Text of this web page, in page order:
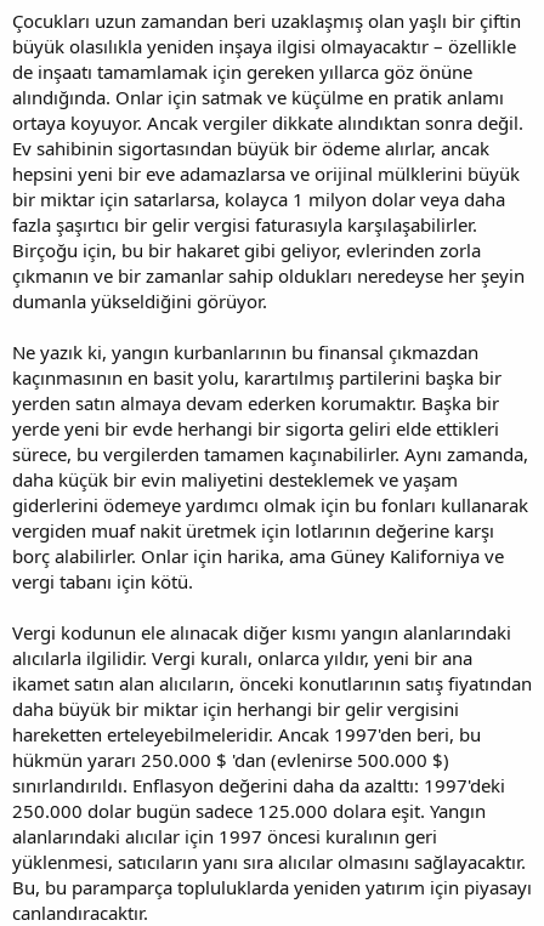
Çocukları uzun zamandan beri uzaklaşmış olan yaşlı bir çiftin
büyük olasılıkla yeniden inşaya ilgisi olmayacaktır – özellikle
de inşaatı tamamlamak için gereken yıllarca göz önüne
alındığında. Onlar için satmak ve küçülme en pratik anlamı
ortaya koyuyor. Ancak vergiler dikkate alındıktan sonra değil.
Ev sahibinin sigortasından büyük bir ödeme alırlar, ancak
hepsini yeni bir eve adamazlarsa ve orijinal mülklerini büyük
bir miktar için satarlarsa, kolayca 1 milyon dolar veya daha
fazla şaşırtıcı bir gelir vergisi faturasıyla karşılaşabilirler.
Birçoğu için, bu bir hakaret gibi geliyor, evlerinden zorla
çıkmanın ve bir zamanlar sahip oldukları neredeyse her şeyin
dumanla yükseldiğini görüyor.
Ne yazık ki, yangın kurbanlarının bu finansal çıkmazdan
kaçınmasının en basit yolu, karartılmış partilerini başka bir
yerden satın almaya devam ederken korumaktır. Başka bir
yerde yeni bir evde herhangi bir sigorta geliri elde ettikleri
sürece, bu vergilerden tamamen kaçınabilirler. Aynı zamanda,
daha küçük bir evin maliyetini desteklemek ve yaşam
giderlerini ödemeye yardımcı olmak için bu fonları kullanarak
vergiden muaf nakit üretmek için lotlarının değerine karşı
borç alabilirler. Onlar için harika, ama Güney Kaliforniya ve
vergi tabanı için kötü.
Vergi kodunun ele alınacak diğer kısmı yangın alanlarındaki
alıcılarla ilgilidir. Vergi kuralı, onlarca yıldır, yeni bir ana
ikamet satın alan alıcıların, önceki konutlarının satış fiyatından
daha büyük bir miktar için herhangi bir gelir vergisini
hareketten erteleyebilmeleridir. Ancak 1997'den beri, bu
hükmün yararı 250.000 $ 'dan (evlenirse 500.000 $)
sınırlandırıldı. Enflasyon değerini daha da azalttı: 1997'deki
250.000 dolar bugün sadece 125.000 dolara eşit. Yangın
alanlarındaki alıcılar için 1997 öncesi kuralının geri
yüklenmesi, satıcıların yanı sıra alıcılar olmasını sağlayacaktır.
Bu, bu paramparça topluluklarda yeniden yatırım için piyasayı
canlandıracaktır.